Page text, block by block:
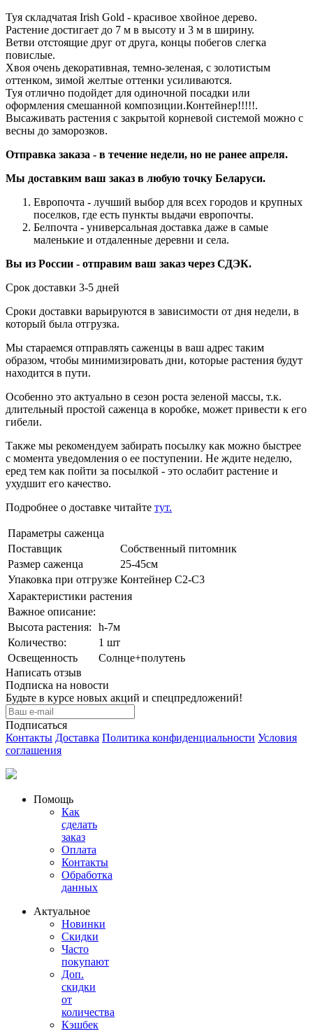
Туя складчатая Irish Gold - красивое хвойное дерево.
Растение достигает до 7 м в высоту и 3 м в ширину.
Ветви отстоящие друг от друга, концы побегов слегка
повислые.
Хвоя очень декоративная, темно-зеленая, с золотистым
оттенком, зимой желтые оттенки усиливаются.
Туя отлично подойдет для одиночной посадки или
оформления смешанной композиции.Контейнер!!!!!.
Высаживать растения с закрытой корневой системой можно с
весны до заморозков.
Отправка заказа - в течение недели, но не ранее апреля.
Мы доставким ваш заказ в любую точку Беларуси.
Европочта - лучший выбор для всех городов и крупных
поселков, где есть пункты выдачи европочты.
Белпочта - универсальная доставка даже в самые
маленькие и отдаленные деревни и села.
Вы из России - отправим ваш заказ через СДЭК.
Срок доставки 3-5 дней
Сроки доставки варьируются в зависимости от дня недели, в
который была отгрузка.
Мы стараемся отправлять саженцы в ваш адрес таким
образом, чтобы минимизировать дни, которые растения будут
находится в пути.
Особенно это актуально в сезон роста зеленой массы, т.к.
длительный простой саженца в коробке, может привести к его
гибели.
Также мы рекомендуем забирать посылку как можно быстрее
с момента уведомления о ее поступении. Не ждите неделю,
еред тем как пойти за посылкой - это ослабит растение и
ухудшит его качество.
Подробнее о доставке читайте тут.
Параметры саженца
Поставщик
Собственный питомник
Размер саженца
25-45см
Упаковка при отгрузке Контейнер С2-С3
Характеристики растения
Важное описание:
Выcота растения:
h-7м
Количeствo:
1 шт
Освещенность
Солнце+полутень
Написать отзыв
Подписка на новости
Будьте в курсе новых акций и спецпредложений!
Подписаться
Контакты Доставка Политика конфиденциальности Условия
соглашения
Помощь
Как
сделать
заказ
Оплата
Контакты
Обработка
данных
Актуальное
Новинки
Скидки
Часто
покупают
Доп.
скидки
от
количества
Кэшбек